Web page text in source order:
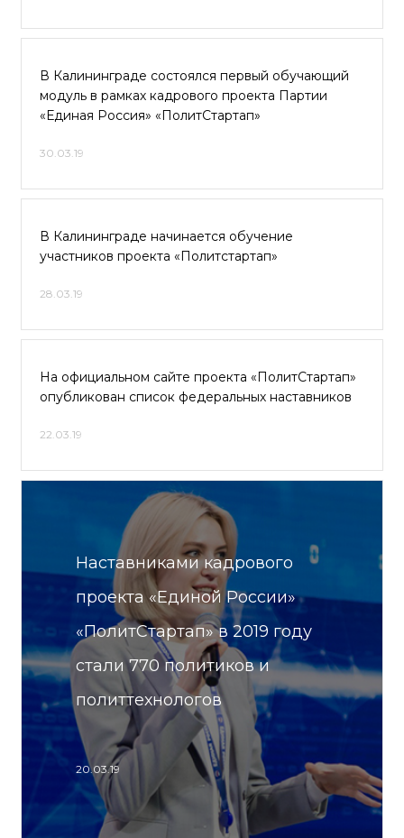
В Калининграде состоялся первый обучающий
модуль в рамках кадрового проекта Партии
«Единая Россия» «ПолитСтартап»
30.03.19
В Калининграде начинается обучение
участников проекта «Политстартап»
28.03.19
На официальном сайте проекта «ПолитСтартап»
опубликован список федеральных наставников
22.03.19
Наставниками кадрового
проекта «Единой России»
«ПолитСтартап» в 2019 году
стали 770 политиков и
политтехнологов
20.03.19